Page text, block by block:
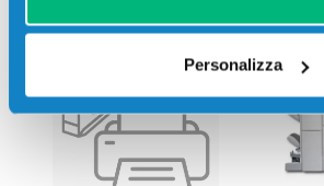
Personalizza